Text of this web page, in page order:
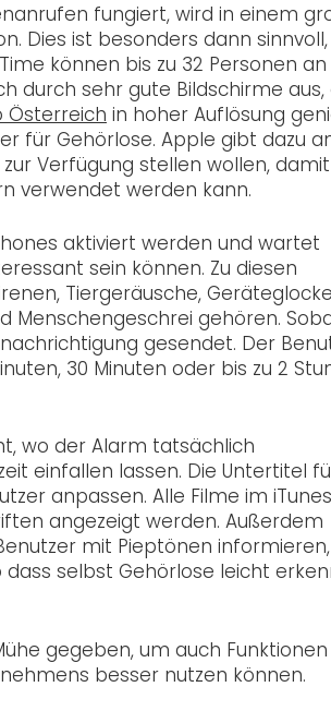
fungiert, wird in einem
Dies ist besonders dann sinnvoll,
können bis zu 32 Personen an
durch sehr gute Bildschirme aus,
Österreich in hoher Auflösung
für Gehörlose. Apple gibt dazu
Verfügung stellen wollen,
verwendet werden kann.
aktiviert werden und wartet
sein können. Zu diesen
Tiergeräusche,
Menschengeschrei gehören.
gesendet. Der
30 Minuten oder bis zu 2
wo der Alarm tatsächlich
einfallen lassen. Die Untertitel
anpassen. Alle Filme im iTunes
angezeigt werden. Außerdem
mit Pieptönen informieren,
selbst Gehörlose leicht
gegeben, um auch Funktionen
besser nutzen können.